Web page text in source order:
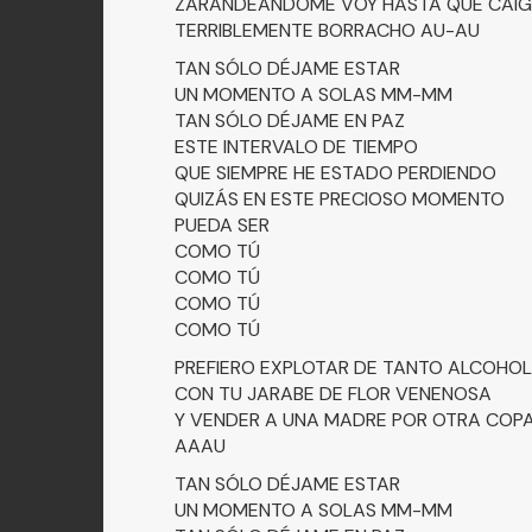
TERRIBLEMENTE BORRACHO AU-AU
TAN SÓLO DÉJAME ESTAR
UN MOMENTO A SOLAS MM-MM
TAN SÓLO DÉJAME EN PAZ
ESTE INTERVALO DE TIEMPO
QUE SIEMPRE HE ESTADO PERDIENDO
QUIZÁS EN ESTE PRECIOSO MOMENTO
PUEDA SER
COMO TÚ
COMO TÚ
COMO TÚ
COMO TÚ
PREFIERO EXPLOTAR DE TANTO ALCOHOL
CON TU JARABE DE FLOR VENENOSA
Y VENDER A UNA MADRE POR OTRA
AAAU
TAN SÓLO DÉJAME ESTAR
UN MOMENTO A SOLAS MM-MM